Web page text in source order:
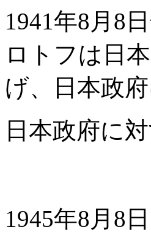
1941年8月8
ロトフは日
げ、日本政
日本政府に
1945年8月8日